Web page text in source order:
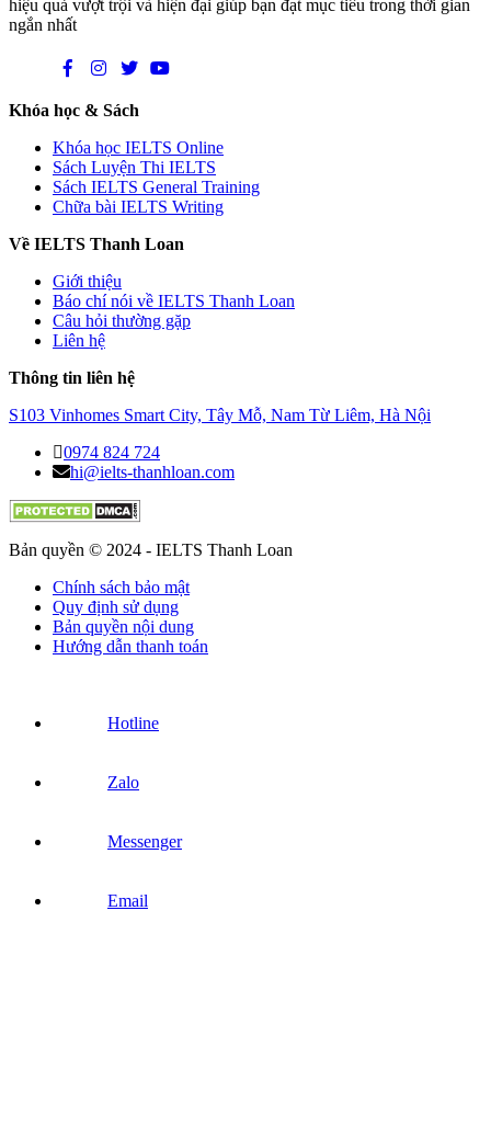
hiệu quả vượt trội và hiện đại giúp bạn đạt mục tiêu trong thời gian
ngắn nhất
Khóa học & Sách
Khóa học IELTS Online
Sách Luyện Thi IELTS
Sách IELTS General Training
Chữa bài IELTS Writing
Về IELTS Thanh Loan
Giới thiệu
Báo chí nói về IELTS Thanh Loan
Câu hỏi thường gặp
Liên hệ
Thông tin liên hệ
S103 Vinhomes Smart City, Tây Mỗ, Nam Từ Liêm, Hà Nội
0974 824 724
hi@ielts-thanhloan.com
Bản quyền © 2024 - IELTS Thanh Loan
Chính sách bảo mật
Quy định sử dụng
Bản quyền nội dung
Hướng dẫn thanh toán
Hotline
Zalo
Messenger
Email